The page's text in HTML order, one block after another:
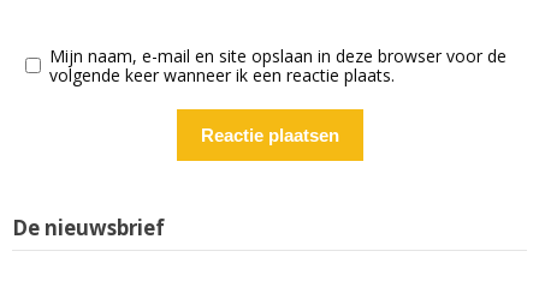
Mijn naam, e-mail en site opslaan in deze browser voor de
volgende keer wanneer ik een reactie plaats.
De nieuwsbrief